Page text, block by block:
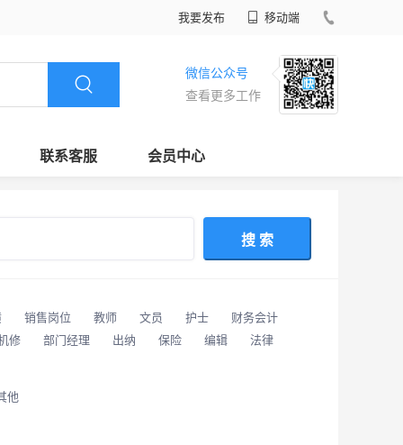
我要发布 移动端
微信公众号
查看更多工作
联系客服 会员中心
搜 索
销售岗位 教师 文员 护士
财务会计
修 部门经理 出纳 保险 编辑
法律
他